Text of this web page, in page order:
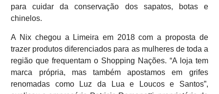
para cuidar da conservação dos sapatos, botas e
chinelos.
A Nix chegou a Limeira em 2018 com a proposta de
trazer produtos diferenciados para as mulheres de toda a
região que frequentam o Shopping Nações. “A loja tem
marca própria, mas também apostamos em grifes
renomadas como Luz da Lua e Loucos e Santos”,